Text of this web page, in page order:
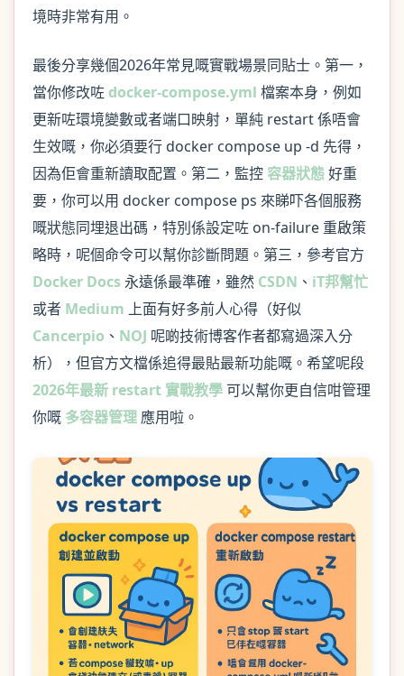
境時非常有用。
最後分享幾個2026年常見嘅實戰場景同貼士。第一，
當你修改咗docker-compose.yml 檔案本身，例如
更新咗環境變數或者端口映射，單純 restart 係唔會
生效嘅，你必須要行 docker compose up -d 先得，
因為佢會重新讀取配置。第二，監控容器狀態好重
要，你可以用 docker compose ps 來睇吓各個服務
嘅狀態同埋退出碼，特別係設定咗 on-failure 重啟策
略時，呢個命令可以幫你診斷問題。第三，參考官方
Docker Docs 永遠係最準確，雖然 CSDN 、 iT邦幫忙
或者 Medium 上面有好多前人心得（好似
Cancerpio 、 NOJ 呢啲技術博客作者都寫過深入分
析），但官方文檔係追得最貼最新功能嘅。希望呢段
2026年最新 restart 實戰教學 可以幫你更自信咁管理
你嘅 多容器管理 應用啦。